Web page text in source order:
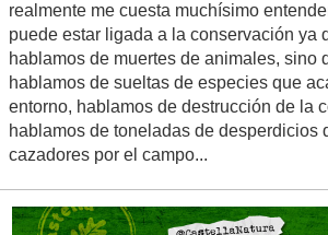
realmente me cuesta muchísimo
puede estar ligada a la conservación ya
hablamos de muertes de animales, sino
hablamos de sueltas de especies que
entorno, hablamos de destrucción de la
hablamos de toneladas de desperdicios
cazadores por el campo...